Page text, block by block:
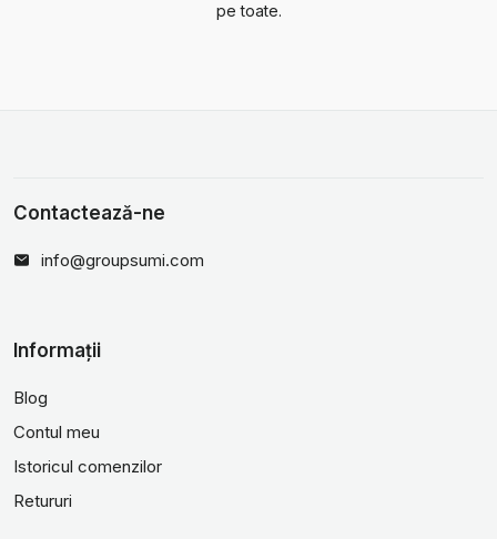
pe toate.
Contactează-ne
info@groupsumi.com
Informații
Blog
Contul meu
Istoricul comenzilor
Retururi